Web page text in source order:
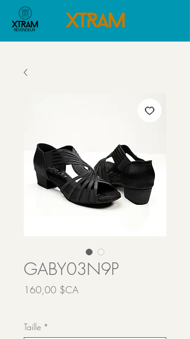
GABY03N9P
160,00 $CAPrix
Taille *